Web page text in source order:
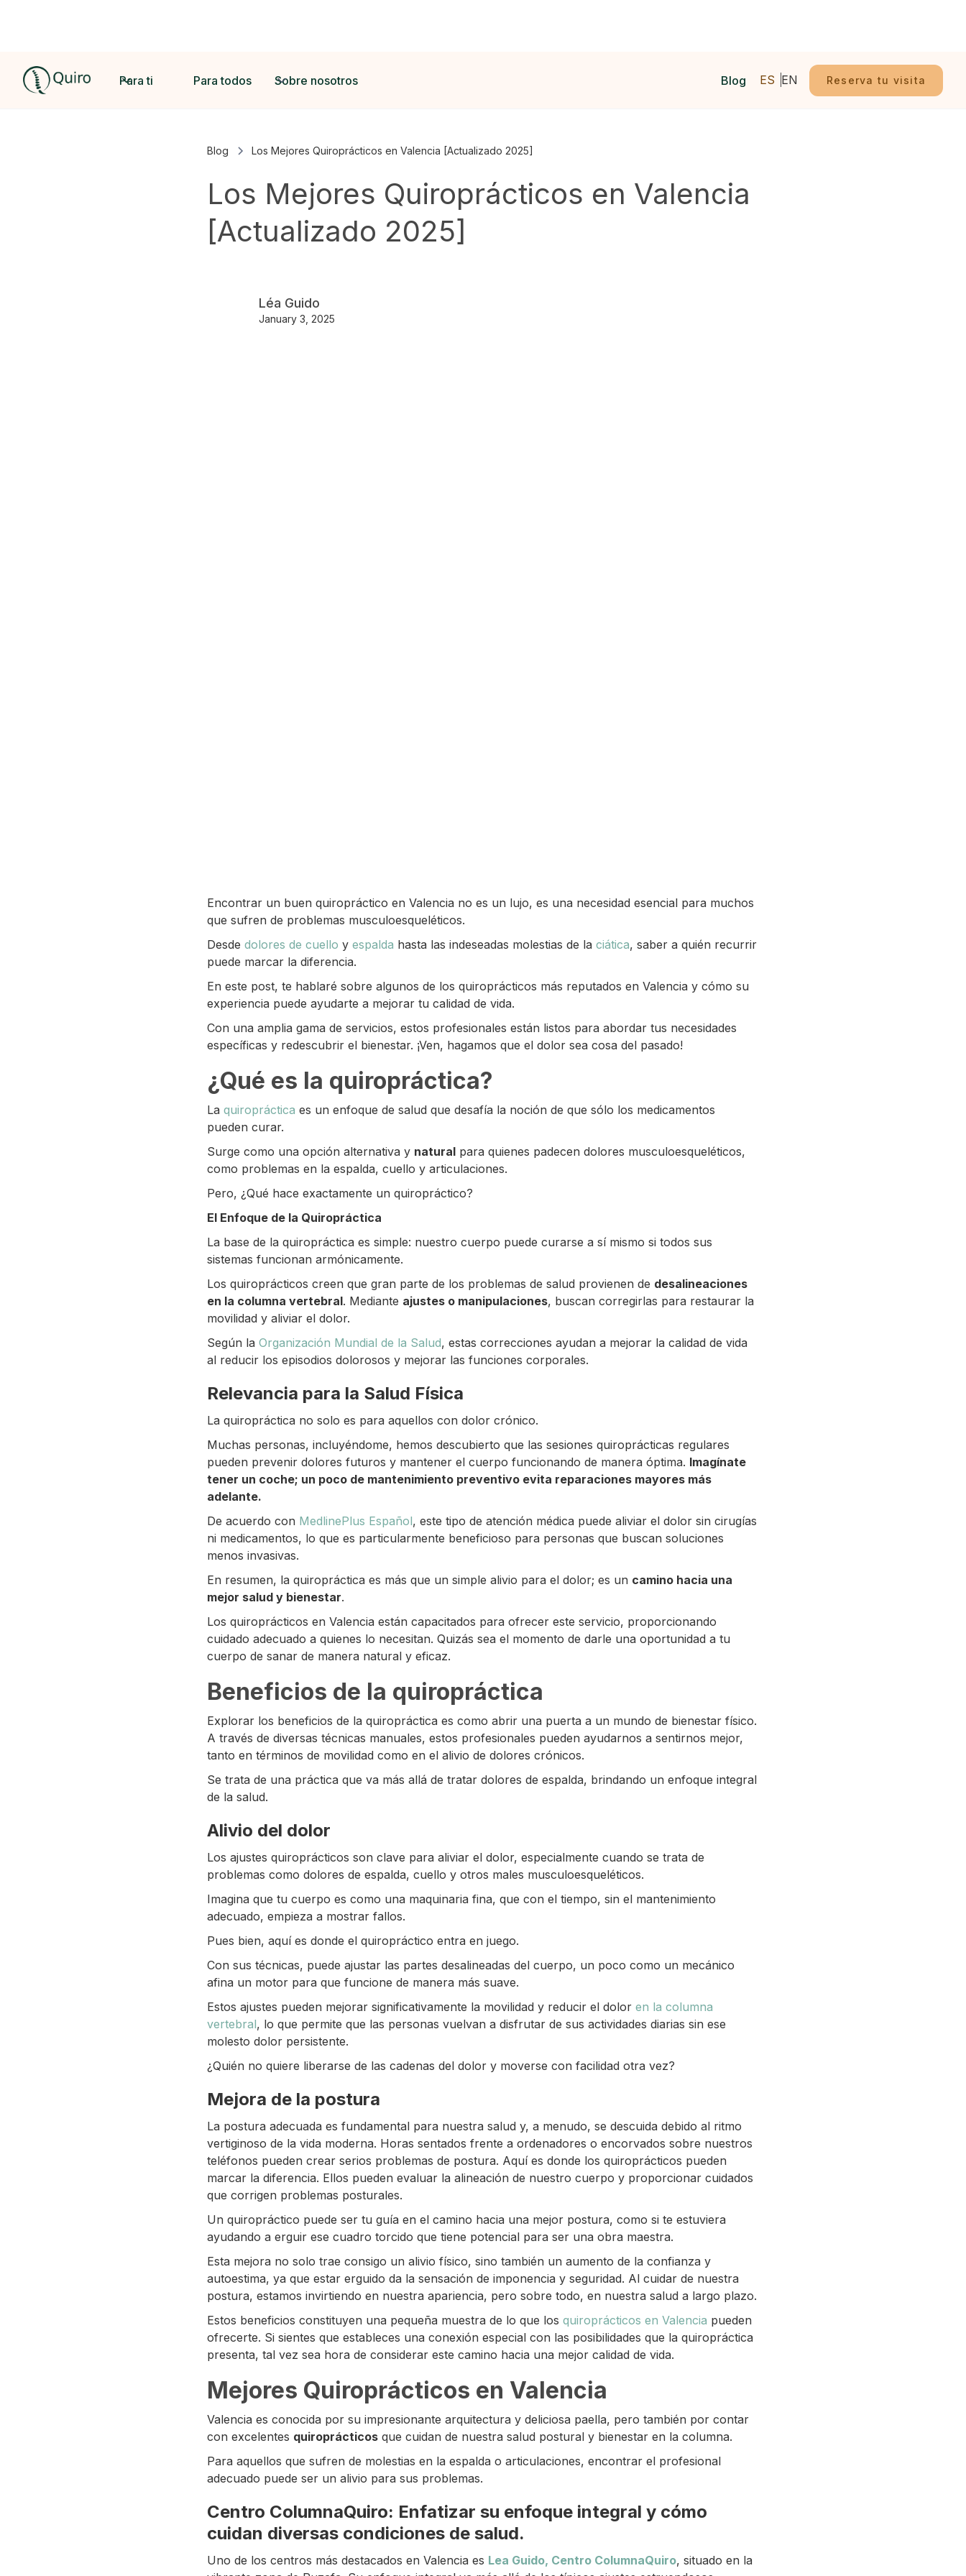
Para ti Para todos Sobre nosotros Blog ES EN Reserva tu visita
Blog Los Mejores Quiroprácticos en Valencia [Actualizado 2025]
Los Mejores Quiroprácticos en Valencia
[Actualizado 2025]
Léa Guido
January 3, 2025
Encontrar un buen quiropráctico en Valencia no es un lujo, es una necesidad esencial para muchos
que sufren de problemas musculoesqueléticos.
Desde dolores de cuello y espalda hasta las indeseadas molestias de la ciática, saber a quién recurrir
puede marcar la diferencia.
En este post, te hablaré sobre algunos de los quiroprácticos más reputados en Valencia y cómo su
experiencia puede ayudarte a mejorar tu calidad de vida.
Con una amplia gama de servicios, estos profesionales están listos para abordar tus necesidades
específicas y redescubrir el bienestar. ¡Ven, hagamos que el dolor sea cosa del pasado!
¿Qué es la quiropráctica?
La quiropráctica es un enfoque de salud que desafía la noción de que sólo los medicamentos
pueden curar.
Surge como una opción alternativa y natural para quienes padecen dolores musculoesqueléticos,
como problemas en la espalda, cuello y articulaciones.
Pero, ¿Qué hace exactamente un quiropráctico?
El Enfoque de la Quiropráctica
La base de la quiropráctica es simple: nuestro cuerpo puede curarse a sí mismo si todos sus
sistemas funcionan armónicamente.
Los quiroprácticos creen que gran parte de los problemas de salud provienen de desalineaciones
en la columna vertebral. Mediante ajustes o manipulaciones, buscan corregirlas para restaurar la
movilidad y aliviar el dolor.
Según la Organización Mundial de la Salud, estas correcciones ayudan a mejorar la calidad de vida
al reducir los episodios dolorosos y mejorar las funciones corporales.
Relevancia para la Salud Física
La quiropráctica no solo es para aquellos con dolor crónico.
Muchas personas, incluyéndome, hemos descubierto que las sesiones quiroprácticas regulares
pueden prevenir dolores futuros y mantener el cuerpo funcionando de manera óptima. Imagínate
tener un coche; un poco de mantenimiento preventivo evita reparaciones mayores más
adelante.
De acuerdo con MedlinePlus Español, este tipo de atención médica puede aliviar el dolor sin cirugías
ni medicamentos, lo que es particularmente beneficioso para personas que buscan soluciones
menos invasivas.
En resumen, la quiropráctica es más que un simple alivio para el dolor; es un camino hacia una
mejor salud y bienestar.
Los quiroprácticos en Valencia están capacitados para ofrecer este servicio, proporcionando
cuidado adecuado a quienes lo necesitan. Quizás sea el momento de darle una oportunidad a tu
cuerpo de sanar de manera natural y eficaz.
Beneficios de la quiropráctica
Explorar los beneficios de la quiropráctica es como abrir una puerta a un mundo de bienestar físico.
A través de diversas técnicas manuales, estos profesionales pueden ayudarnos a sentirnos mejor,
tanto en términos de movilidad como en el alivio de dolores crónicos.
Se trata de una práctica que va más allá de tratar dolores de espalda, brindando un enfoque integral
de la salud.
Alivio del dolor
Los ajustes quiroprácticos son clave para aliviar el dolor, especialmente cuando se trata de
problemas como dolores de espalda, cuello y otros males musculoesqueléticos.
Imagina que tu cuerpo es como una maquinaria fina, que con el tiempo, sin el mantenimiento
adecuado, empieza a mostrar fallos.
Pues bien, aquí es donde el quiropráctico entra en juego.
Con sus técnicas, puede ajustar las partes desalineadas del cuerpo, un poco como un mecánico
afina un motor para que funcione de manera más suave.
Estos ajustes pueden mejorar significativamente la movilidad y reducir el dolor en la columna
vertebral, lo que permite que las personas vuelvan a disfrutar de sus actividades diarias sin ese
molesto dolor persistente.
¿Quién no quiere liberarse de las cadenas del dolor y moverse con facilidad otra vez?
Mejora de la postura
La postura adecuada es fundamental para nuestra salud y, a menudo, se descuida debido al ritmo
vertiginoso de la vida moderna. Horas sentados frente a ordenadores o encorvados sobre nuestros
teléfonos pueden crear serios problemas de postura. Aquí es donde los quiroprácticos pueden
marcar la diferencia. Ellos pueden evaluar la alineación de nuestro cuerpo y proporcionar cuidados
que corrigen problemas posturales.
Un quiropráctico puede ser tu guía en el camino hacia una mejor postura, como si te estuviera
ayudando a erguir ese cuadro torcido que tiene potencial para ser una obra maestra.
Esta mejora no solo trae consigo un alivio físico, sino también un aumento de la confianza y
autoestima, ya que estar erguido da la sensación de imponencia y seguridad. Al cuidar de nuestra
postura, estamos invirtiendo en nuestra apariencia, pero sobre todo, en nuestra salud a largo plazo.
Estos beneficios constituyen una pequeña muestra de lo que los quiroprácticos en Valencia pueden
ofrecerte. Si sientes que estableces una conexión especial con las posibilidades que la quiropráctica
presenta, tal vez sea hora de considerar este camino hacia una mejor calidad de vida.
Mejores Quiroprácticos en Valencia
Valencia es conocida por su impresionante arquitectura y deliciosa paella, pero también por contar
con excelentes quiroprácticos que cuidan de nuestra salud postural y bienestar en la columna.
Para aquellos que sufren de molestias en la espalda o articulaciones, encontrar el profesional
adecuado puede ser un alivio para sus problemas.
Centro ColumnaQuiro: Enfatizar su enfoque integral y cómo
cuidan diversas condiciones de salud.
Uno de los centros más destacados en Valencia es Lea Guido, Centro ColumnaQuiro, situado en la